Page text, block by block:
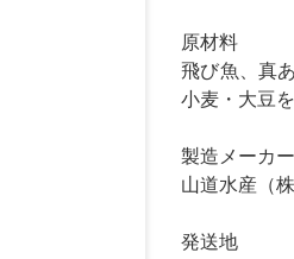
原材料
飛び魚、真
小麦・大豆
製造メーカー
山道水産（株
発送地